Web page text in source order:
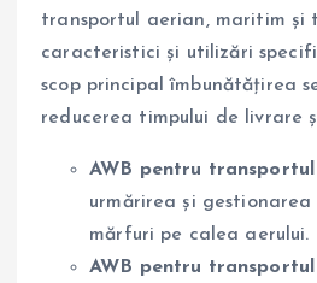
transportul aerian, maritim și
caracteristici și utilizări
scop principal îmbunătățirea
reducerea timpului de livrare
AWB pentru
urmărirea și
mărfuri pe calea aerului.
AWB pentru